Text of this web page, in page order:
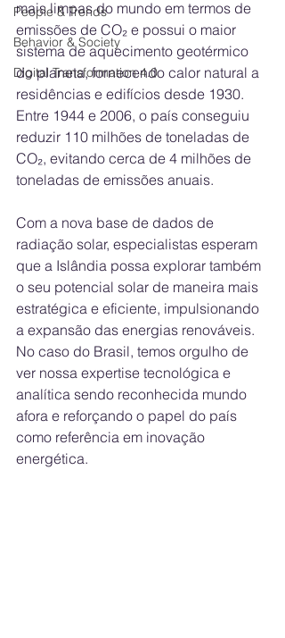
People & Trends
Behavior & Society
Digital Transformation 4.0
mais limpas do mundo em termos de
emissões de CO₂ e possui o maior
sistema de aquecimento geotérmico
do planeta, fornecendo calor natural a
residências e edifícios desde 1930.
Entre 1944 e 2006, o país conseguiu
reduzir 110 milhões de toneladas de
CO₂, evitando cerca de 4 milhões de
toneladas de emissões anuais.
Com a nova base de dados de
radiação solar, especialistas esperam
que a Islândia possa explorar também
o seu potencial solar de maneira mais
estratégica e eficiente, impulsionando
a expansão das energias renováveis.
No caso do Brasil, temos orgulho de
ver nossa expertise tecnológica e
analítica sendo reconhecida mundo
afora e reforçando o papel do país
como referência em inovação
energética.